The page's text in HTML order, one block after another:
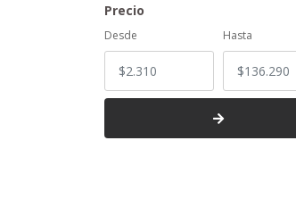
Precio
Desde Hasta